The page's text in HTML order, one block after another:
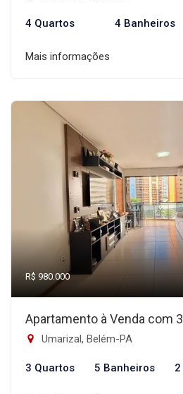
4 Quartos 4 Banheiros
Mais informações
R$ 980.000
Apartamento à Venda com
Umarizal, Belém-PA
3 Quartos 5 Banheiros